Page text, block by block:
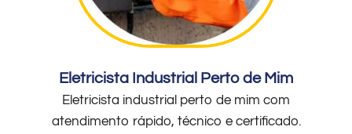
Eletricista Industrial Perto de Mim
Eletricista industrial perto de mim com
atendimento rápido, técnico e certificado.